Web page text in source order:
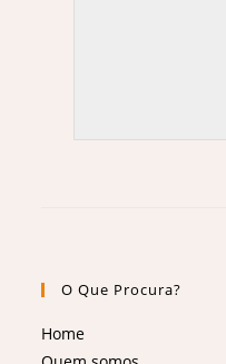
O Que Procura?
Home